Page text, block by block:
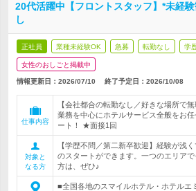
20代活躍中【フロントスタッフ】*未経
し
正社員 業種未経験OK 急募 転勤なし 学
女性のおしごと掲載中
情報更新日：2026/07/10 終了予定日： 2026/10/08
仕事内容
【会社都合の転勤なし／好きな場所で
業務を中心にホテルサービス全般をお
ート！ ★面接1回
対象と
なる方
【学歴不問／第二新卒歓迎】経験が浅
のスタートができます。一つのエリア
方は、ぜひ♪
■全国各地のスマイルホテル・ホテルエ